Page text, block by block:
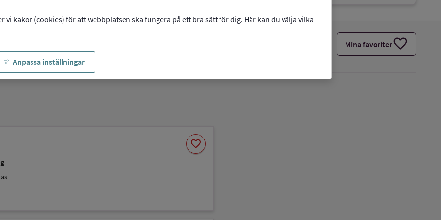
vi kakor (cookies) för att webbplatsen ska fungera på ett bra sätt för dig. Här kan du välja vilka
Anpassa inställningar
Mina favoriterfavorite
favorite
Spara
som